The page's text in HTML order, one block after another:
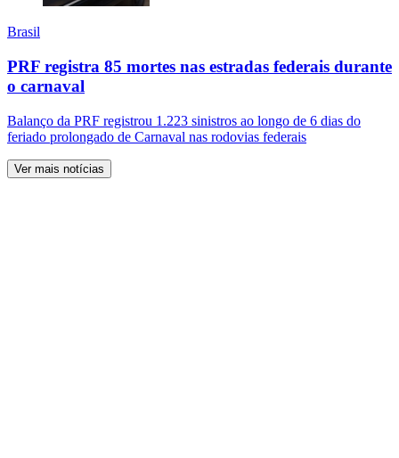
Brasil
PRF registra 85 mortes nas estradas federais durante
o carnaval
Balanço da PRF registrou 1.223 sinistros ao longo de 6 dias do
feriado prolongado de Carnaval nas rodovias federais
Ver mais notícias